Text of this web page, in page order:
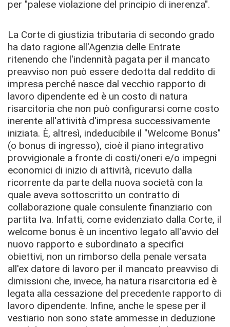
per "palese violazione del principio di inerenza".
La Corte di giustizia tributaria di secondo grado
ha dato ragione all'Agenzia delle Entrate
ritenendo che l'indennità pagata per il mancato
preavviso non può essere dedotta dal reddito di
impresa perché nasce dal vecchio rapporto di
lavoro dipendente ed è un costo di natura
risarcitoria che non può configurarsi come costo
inerente all'attività d'impresa successivamente
iniziata. È, altresì, indeducibile il "Welcome Bonus"
(o bonus di ingresso), cioè il piano integrativo
provvigionale a fronte di costi/oneri e/o impegni
economici di inizio di attività, ricevuto dalla
ricorrente da parte della nuova società con la
quale aveva sottoscritto un contratto di
collaborazione quale consulente finanziario con
partita Iva. Infatti, come evidenziato dalla Corte, il
welcome bonus è un incentivo legato all'avvio del
nuovo rapporto e subordinato a specifici
obiettivi, non un rimborso della penale versata
all'ex datore di lavoro per il mancato preavviso di
dimissioni che, invece, ha natura risarcitoria ed è
legata alla cessazione del precedente rapporto di
lavoro dipendente. Infine, anche le spese per il
vestiario non sono state ammesse in deduzione